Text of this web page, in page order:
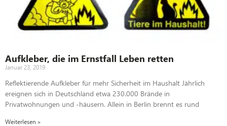
Aufkleber, die im Ernstfall Leben retten
Januar 23, 2019
Reflektierende Aufkleber für mehr Sicherheit im Haushalt Jährlich
ereignen sich in Deutschland etwa 230.000 Brände in
Privatwohnungen und -häusern. Allein in Berlin brennt es rund
Weiterlesen »